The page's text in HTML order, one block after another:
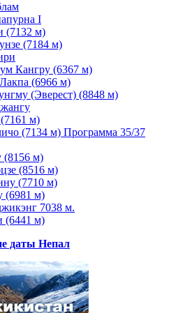
I
(7132 м)
(7184 м)
Кангру (6367 м)
(6966 м)
(Эверест) (8848 м)
м)
(7134 м) Программа 35/37
(8156 м)
(8516 м)
(7710 м)
(6981 м)
7038 м.
(6441 м)
даты Непал